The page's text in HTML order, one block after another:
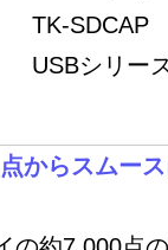
TK-SDCAP
USBシリー
からスムー